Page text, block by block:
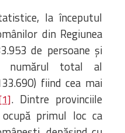
la începutul
din Regiunea
de persoane și
numărul total al
fiind cea mai
. Dintre provinciile
ocupă primul loc ca